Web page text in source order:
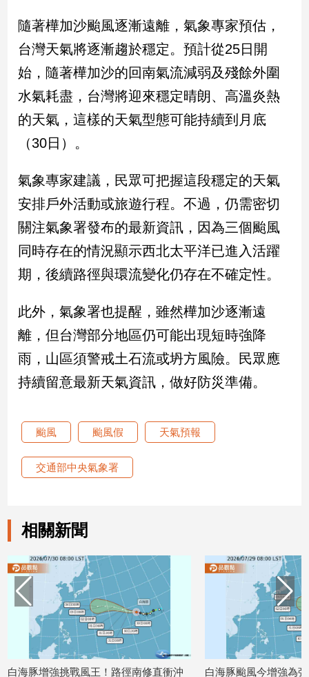
觀
南
台
灣
觀
點
娛
樂
娛
星
聞
行/
時
尚
追
生
活
設
旅
遊/
美
食
星
命
理
隨著樺加沙颱風逐漸遠離，氣象專家預估，
台灣天氣將逐漸趨於穩定。預計從25日開
始，隨著樺加沙的回南氣流減弱及殘餘外圍
水氣耗盡，台灣將迎來穩定晴朗、高溫炎熱
的天氣，這樣的天氣型態可能持續到月底
（30日）。
氣象專家建議，民眾可把握這段穩定的天氣
安排戶外活動或旅遊行程。不過，仍需密切
關注氣象署發布的最新資訊，因為三個颱風
同時存在的情況顯示西北太平洋已進入活躍
期，後續路徑與環流變化仍存在不確定性。
此外，氣象署也提醒，雖然樺加沙逐漸遠
離，但台灣部分地區仍可能出現短時強降
雨，山區須警戒土石流或坍方風險。民眾應
持續留意最新天氣資訊，做好防災準備。
颱風 颱風假 天氣預報
交通部中央氣象署
相關新聞
白海豚增強挑戰風王！路徑南修直衝沖
白海豚颱風今增強為